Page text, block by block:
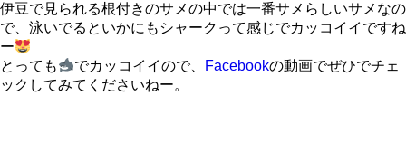
伊豆で見られる根付きのサメの中では一番サメらしいサメなの
で、泳いでるといかにもシャークって感じでカッコイイですね
ー
とっても
でカッコイイので、 Facebookの動画でぜひでチェ
ックしてみてくださいねー。